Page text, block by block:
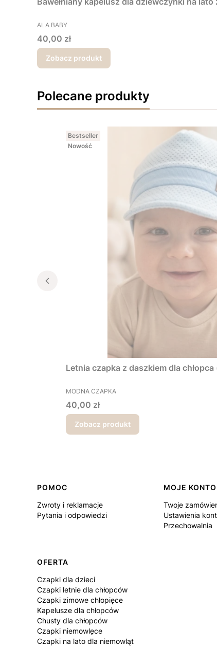
PRODUCENT
ALA BABY
Cena
40,00 zł
Zobacz produkt
Polecane produkty
Bestseller
Nowość
Letnia czapka z daszkiem dla
PRODUCENT
MODNA CZAPKA
Cena
40,00 zł
Zobacz produkt
Linki w stopce
POMOC
Zwroty i reklamacje
Pytania i odpowiedzi
MOJE KONTO
Twoje
Ustawienia
Przechowalnia
OFERTA
Czapki dla dzieci
Czapki letnie dla chłopców
Czapki zimowe chłopięce
Kapelusze dla chłopców
Chusty dla chłopców
Czapki niemowlęce
Czapki na lato dla niemowląt